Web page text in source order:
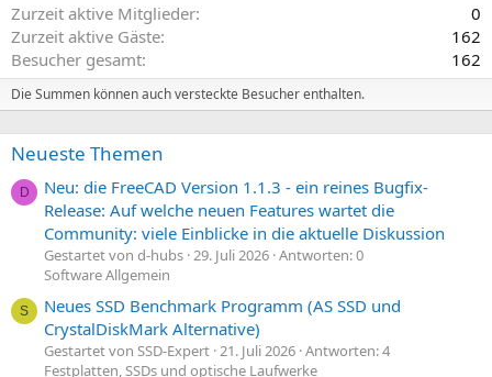
Zurzeit aktive Mitglieder
0
Zurzeit aktive Gäste
162
Besucher gesamt
162
Die Summen können auch versteckte Besucher enthalten.
Neueste Themen
D
Neu: die FreeCAD Version 1.1.3 - ein reines Bugfix-
Release: Auf welche neuen Features wartet die
Community: viele Einblicke in die aktuelle Diskussion
Gestartet von d-hubs 29. Juli 2026 Antworten: 0
Software Allgemein
S
Neues SSD Benchmark Programm (AS SSD und
CrystalDiskMark Alternative)
Gestartet von SSD-Expert 21. Juli 2026 Antworten: 4
Festplatten, SSDs und optische Laufwerke